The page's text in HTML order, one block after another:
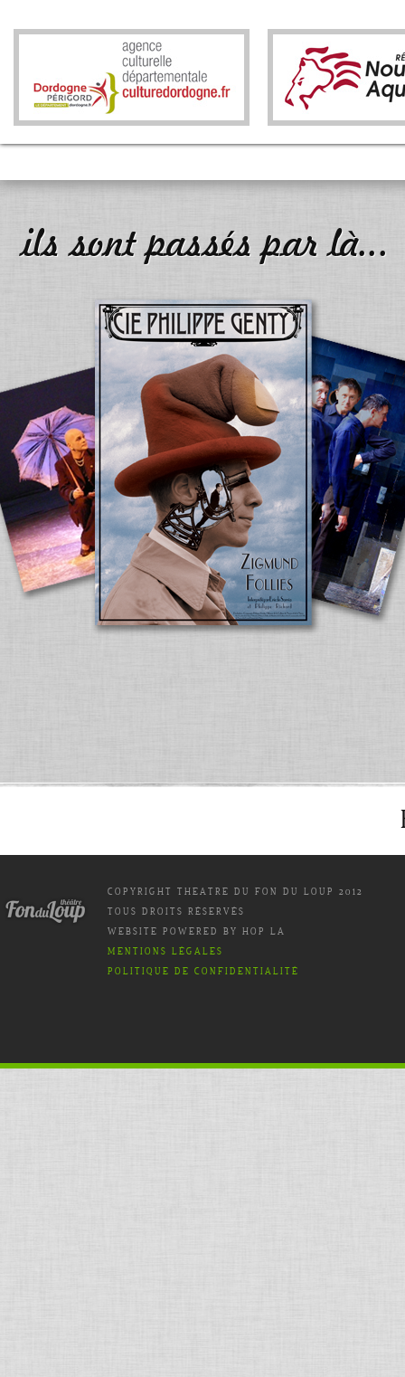
ils sont passés par là...
COPYRIGHT THEATRE DU FON DU LOUP 2012
TOUS DROITS RÉSERVÉS
WEBSITE POWERED BY HOP LA
MENTIONS LÉGALES
POLITIQUE DE CONFIDENTIALITÉ